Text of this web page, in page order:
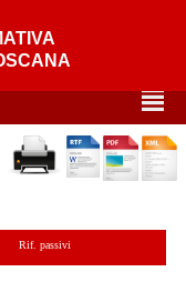
²
Rif. passivi